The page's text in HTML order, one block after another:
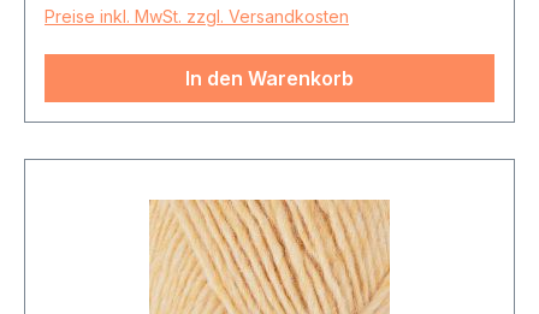
Preise inkl. MwSt. zzgl. Versandkosten
In den Warenkorb